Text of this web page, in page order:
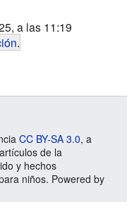
a las 11:19
.
CC BY-SA 3.0, a
de la
y hechos
niños. Powered by